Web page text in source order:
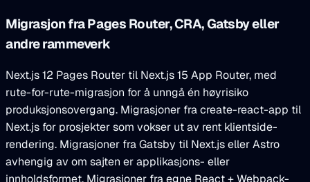
Migrasjon fra Pages Router, CRA, Gatsby eller
andre rammeverk
Next.js 12 Pages Router til Next.js 15 App Router, med
rute-for-rute-migrasjon for å unngå én høyrisiko
produksjonsovergang. Migrasjoner fra create-react-app til
Next.js for prosjekter som vokser ut av rent klientside-
rendering. Migrasjoner fra Gatsby til Next.js eller Astro
avhengig av om sajten er applikasjons- eller